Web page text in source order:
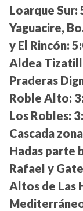
Loarque Sur:
Yaguacire,
y El Rincón:
Aldea
Praderas
Roble Alto:
Los Robles:
Cascada
Hadas parte
Rafael y
Altos de Las